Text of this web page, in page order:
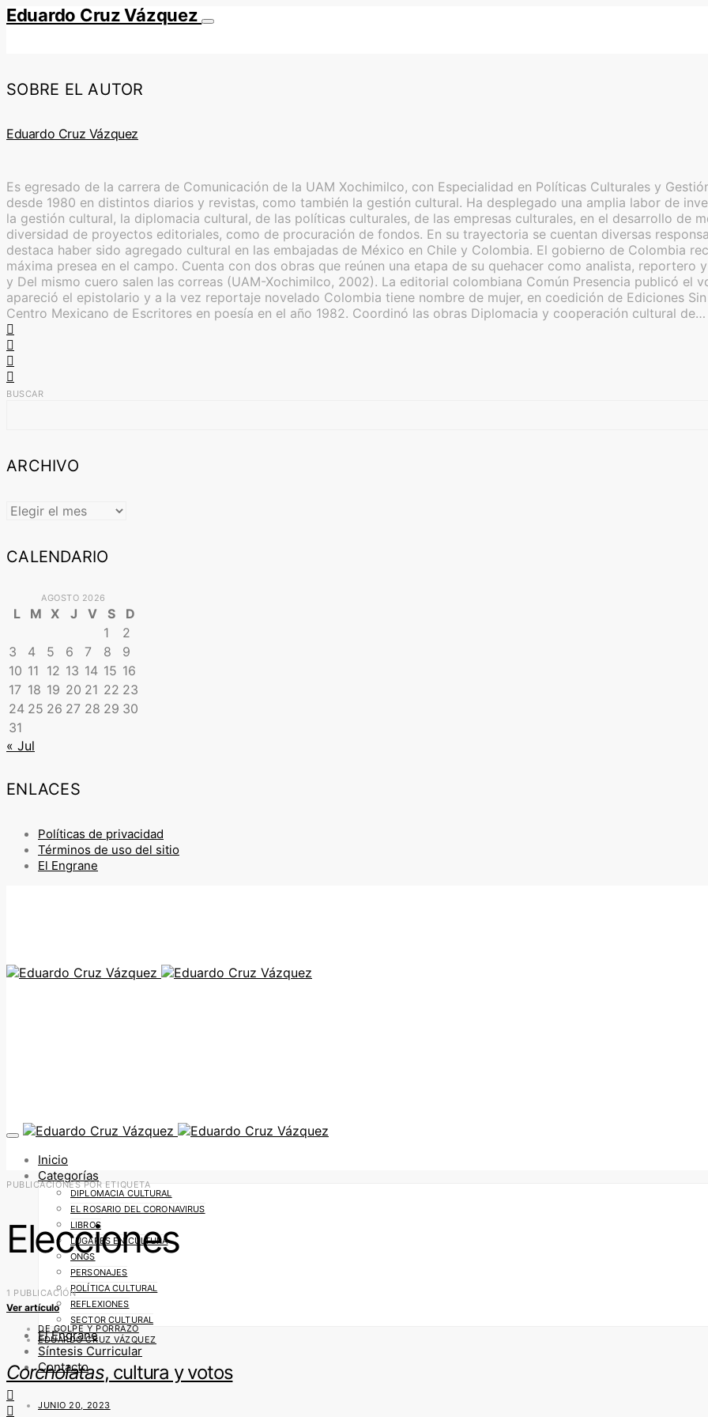
Eduardo Cruz Vázquez
SOBRE EL AUTOR
Eduardo Cruz Vázquez
Es egresado de la carrera de Comunicación de la UAM Xochimilco, con Especialidad en Políticas Culturales y
desde 1980 en distintos diarios y revistas, como también la gestión cultural. Ha desplegado una amplia labor de
la gestión cultural, la diplomacia cultural, de las políticas culturales, de las empresas culturales, en el desarrollo de
diversidad de proyectos editoriales, como de procuración de fondos. En su trayectoria se cuentan diversas
destaca haber sido agregado cultural en las embajadas de México en Chile y Colombia. El gobierno de Colombia
máxima presea en el campo. Cuenta con dos obras que reúnen una etapa de su quehacer como analista, reportero
y Del mismo cuero salen las correas (UAM-Xochimilco, 2002). La editorial colombiana Común Presencia publicó el
apareció el epistolario y a la vez reportaje novelado Colombia tiene nombre de mujer, en coedición de Ediciones
Centro Mexicano de Escritores en poesía en el año 1982. Coordinó las obras Diplomacia y cooperación cultural de…
BUSCAR
ARCHIVO
ARCHIVO
CALENDARIO
AGOSTO 2026
L M X J V S
D
1
2
3
4 5 6 7 8
9
10 11 12 13 14 15 16
17 18 19 20 21 22 23
24 25 26 27 28 29 30
31
« Jul
ENLACES
Políticas de privacidad
Términos de uso del sitio
El Engrane
Inicio
Categorías
DIPLOMACIA CULTURAL
EL ROSARIO DEL CORONAVIRUS
LIBROS
LUGARES EN CULTURA
ONGS
PERSONAJES
POLÍTICA CULTURAL
REFLEXIONES
SECTOR CULTURAL
El Engrane
Síntesis Curricular
Contacto
PUBLICACIONES POR ETIQUETA
Elecciones
1 PUBLICACIÓN
Ver artículo
DE GOLPE Y PORRAZO
EDUARDO CRUZ VÁZQUEZ
Corcholatas, cultura y votos
JUNIO 20, 2023